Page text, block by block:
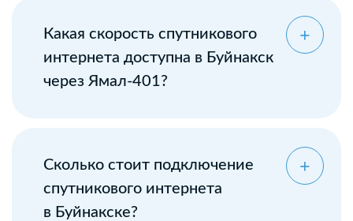
Какая скорость спутникового
интернета доступна в Буйнакск
через Ямал-401?
Сколько стоит подключение
спутникового интернета
в Буйнакске?